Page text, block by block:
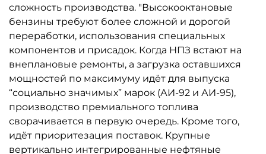
сложность производства. "Высокооктановые
бензины требуют более сложной и дорогой
переработки, использования специальных
компонентов и присадок. Когда НПЗ встают на
внеплановые ремонты, а загрузка оставшихся
мощностей по максимуму идёт для выпуска
“социально значимых” марок (АИ-92 и АИ-95),
производство премиального топлива
сворачивается в первую очередь. Кроме того,
идёт приоритезация поставок. Крупные
вертикально интегрированные нефтяные